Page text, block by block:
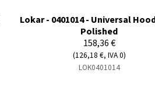
Lokar - 0401014 - Universal
Polished
158,36 €
(126,18 €, IVA 0)
LOK0401014